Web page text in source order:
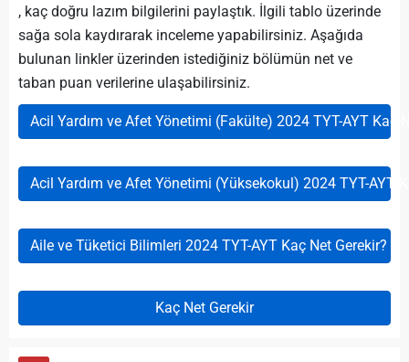
, kaç doğru lazım bilgilerini paylaştık. İlgili tablo üzerinde
sağa sola kaydırarak inceleme yapabilirsiniz. Aşağıda
bulunan linkler üzerinden istediğiniz bölümün net ve
taban puan verilerine ulaşabilirsiniz.
Acil Yardım ve Afet Yönetimi (Fakülte) 2024 TYT-AYT Kaç
Acil Yardım ve Afet Yönetimi (Yüksekokul) 2024 TYT-AYT
Aile ve Tüketici Bilimleri 2024 TYT-AYT Kaç Net Gerekir?
Kaç Net Gerekir